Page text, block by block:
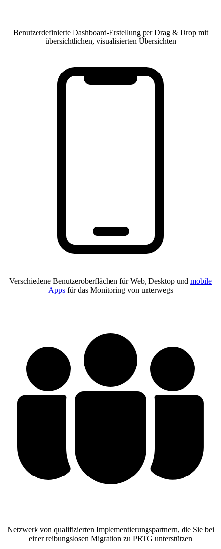
Benutzerdefinierte Dashboard-Erstellung per Drag & Drop mit
übersichtlichen, visualisierten Übersichten
Verschiedene Benutzeroberflächen für Web, Desktop und mobile
Appsfür das Monitoring von unterwegs
Netzwerk von qualifizierten Implementierungspartnern, die Sie bei
einer reibungslosen Migration zu PRTG unterstützen